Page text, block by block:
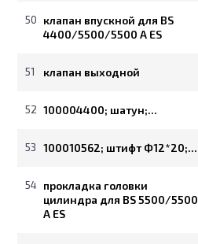
50
клапан впускной для BS
4400/5500/5500 A ES
51 клапан выходной
52 100004400; шатун;...
53 100010562; штифт Ф12*20;...
54 прокладка головки
цилиндра для BS 5500/5500
A ES